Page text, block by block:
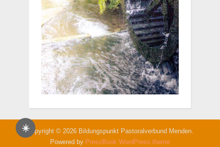
☀️Copyright © 2026 Bildungspunkt Pastoralverbund Menden.
Powered by PressBook WordPress theme